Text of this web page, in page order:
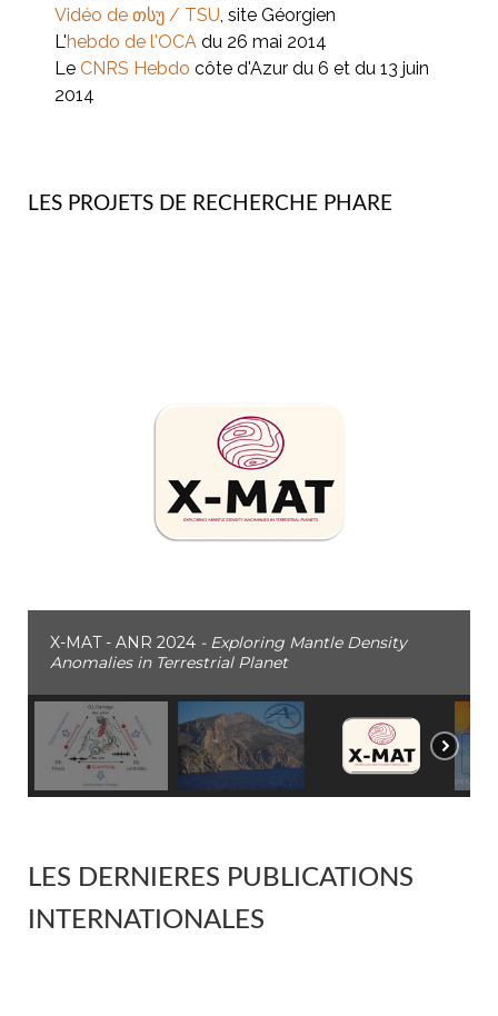
Vidéo de თსუ / TSU , site Géorgien
L'hebdo de l'OCA du 26 mai 2014
Le CNRS Hebdo côte d'Azur du 6 et du 13 juin
2014
LES PROJETS DE RECHERCHE PHARE
X-MAT - ANR 2024 - Exploring Mantle Density
Anomalies in Terrestrial Planet
LES DERNIERES PUBLICATIONS
INTERNATIONALES